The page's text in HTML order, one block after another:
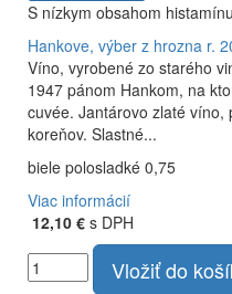
S nízkym obsahom histamínu
Hankove, výber z hrozna r.
Víno, vyrobené zo starého
1947 pánom Hankom, na
cuvée. Jantárovo zlaté víno,
koreňov. Slastné...
biele polosladké 0,75
Viac informácií
12,10 € s DPH
Vložiť do